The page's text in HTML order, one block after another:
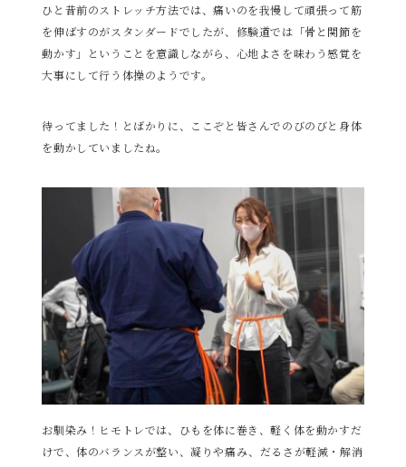
ひと昔前のストレッチ方法では、痛いのを我慢して頑張って筋
を伸ばすのがスタンダードでしたが、修験道では「骨と関節を
動かす」ということを意識しながら、心地よさを味わう感覚を
大事にして行う体操のようです。
待ってました！とばかりに、ここぞと皆さんでのびのびと身体
を動かしていましたね。
お馴染み！ヒモトレでは、ひもを体に巻き、軽く体を動かすだ
けで、体のバランスが整い、凝りや痛み、だるさが軽減・解消